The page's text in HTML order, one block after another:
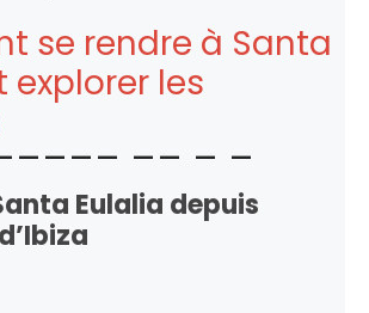
se rendre à Santa
explorer les
Eulalia depuis